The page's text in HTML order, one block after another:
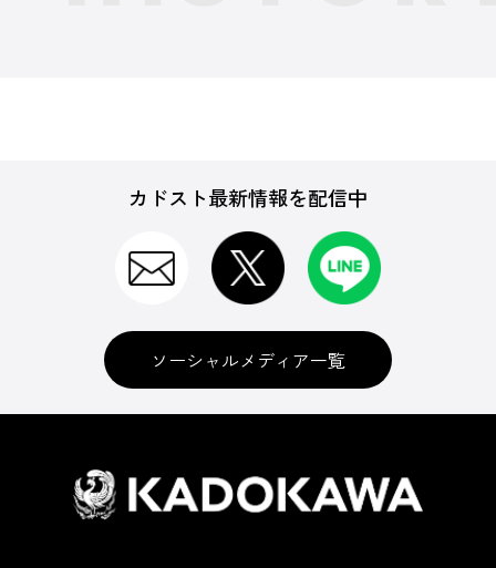
カドスト最新情報を配信中
ソーシャルメディア一覧